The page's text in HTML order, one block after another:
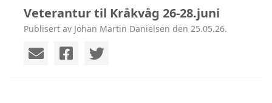
Veterantur til Kråkvåg 26-28.juni
Publisert av Johan Martin Danielsen den 25.05.26.